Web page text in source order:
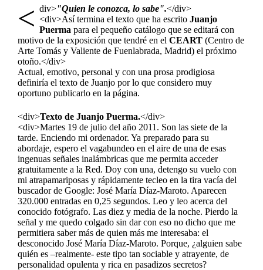
< div>"Quien le conozca, lo sabe".</div>
<div>Así termina el texto que ha escrito Juanjo
Puerma para el pequeño catálogo que se editará con
motivo de la exposición que tendré en elCEART(Centro de
Arte Tomás y Valiente de Fuenlabrada, Madrid) el próximo
otoño.</div>
Actual, emotivo, personal y con una prosa prodigiosa
definiría el texto de Juanjo por lo que considero muy
oportuno publicarlo en la página.
<div>Texto de Juanjo Puerma.</div>
<div>Martes 19 de julio del año 2011. Son las siete de la
tarde. Enciendo mi ordenador. Ya preparado para su
abordaje, espero el vagabundeo en el aire de una de esas
ingenuas señales inalámbricas que me permita acceder
gratuitamente a la Red. Doy con una, detengo su vuelo con
mi atrapamariposas y rápidamente tecleo en la tira vacía del
buscador de Google: José María Díaz-Maroto. Aparecen
320.000 entradas en 0,25 segundos. Leo y leo acerca del
conocido fotógrafo. Las diez y media de la noche. Pierdo la
señal y me quedo colgado sin dar con eso no dicho que me
permitiera saber más de quien más me interesaba: el
desconocido José María Díaz-Maroto. Porque, ¿alguien sabe
quién es –realmente- este tipo tan sociable y atrayente, de
personalidad opulenta y rica en pasadizos secretos?